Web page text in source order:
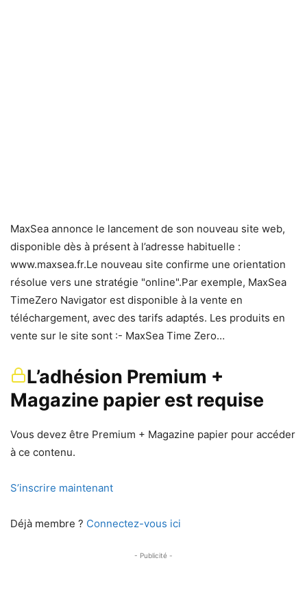
MaxSea annonce le lancement de son nouveau site web,
disponible dès à présent à l’adresse habituelle :
www.maxsea.fr.Le nouveau site confirme une orientation
résolue vers une stratégie "online".Par exemple, MaxSea
TimeZero Navigator est disponible à la vente en
téléchargement, avec des tarifs adaptés. Les produits en
vente sur le site sont :- MaxSea Time Zero…
L’adhésion Premium +
Magazine papier est requise
Vous devez être Premium + Magazine papier pour accéder
à ce contenu.
S’inscrire maintenant
Déjà membre ? Connectez-vous ici
- Publicité -